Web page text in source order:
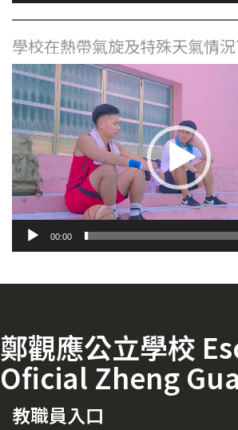
學校在熱帶氣旋及特殊天氣情
視
訊
播
放
器
00:00
鄭觀應公立學校
Oficial Zheng
教職員入口